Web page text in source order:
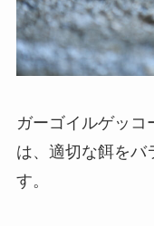
ガーゴイルゲッコ
は、適切な餌をバ
す。